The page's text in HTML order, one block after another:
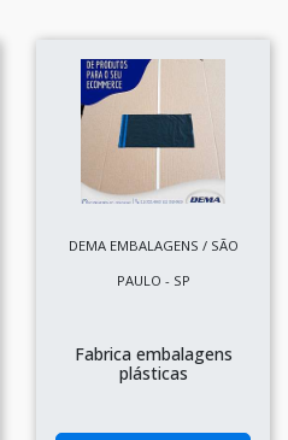
DEMA EMBALAGENS / SÃO
PAULO - SP
Fabrica embalagens
plásticas